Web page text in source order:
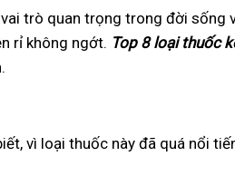
trò quan trọng trong đời sống
rỉ không ngớt. Top 8 loại thuốc
vì loại thuốc này đã quá nổi